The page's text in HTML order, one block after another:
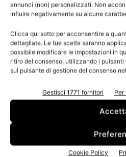
annunci (non) personalizzati. Non
influire negativamente su alcune
Clicca qui sotto per acconsentire a
dettagliate. Le tue scelte saranno
possibile modificare le impostazioni in
ritiro del consenso, utilizzando i
sul pulsante di gestione del consenso
Gestisci 1771 fornitori Per
Cookie Policy
prendere atto con
adeguati, pena la irrealizzabilità
Marchi.
La selezione e, soprattutto, il
degli scarti che sono limitati
Si tratta di scarti del tutto simili
«E come tali dovrebbe essere
«avviandoli in via prioritaria
non riusciamo a recuperare gli